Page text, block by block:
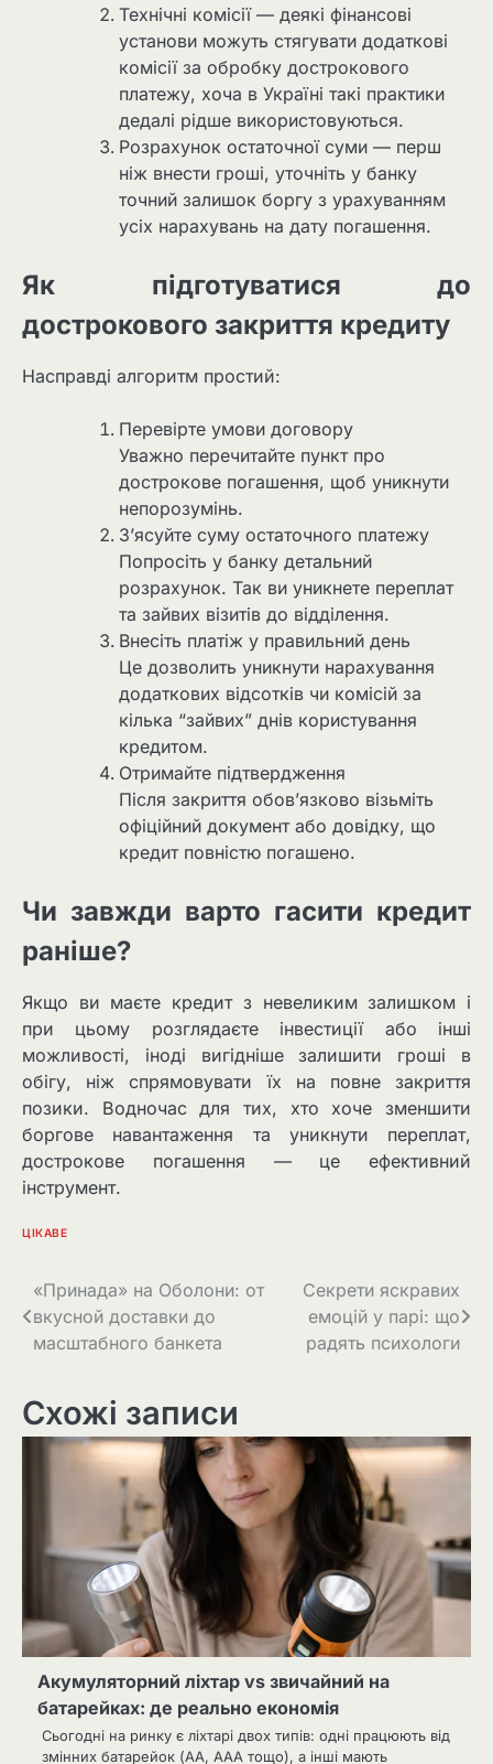
Технічні комісії — деякі фінансові
установи можуть стягувати додаткові
комісії за обробку дострокового
платежу, хоча в Україні такі практики
дедалі рідше використовуються.
Розрахунок остаточної суми — перш
ніж внести гроші, уточніть у банку
точний залишок боргу з урахуванням
усіх нарахувань на дату погашення.
Як підготуватися до
дострокового закриття кредиту
Насправді алгоритм простий:
Перевірте умови договору
Уважно перечитайте пункт про
дострокове погашення, щоб уникнути
непорозумінь.
З’ясуйте суму остаточного платежу
Попросіть у банку детальний
розрахунок. Так ви уникнете переплат
та зайвих візитів до відділення.
Внесіть платіж у правильний день
Це дозволить уникнути нарахування
додаткових відсотків чи комісій за
кілька “зайвих” днів користування
кредитом.
Отримайте підтвердження
Після закриття обов’язково візьміть
офіційний документ або довідку, що
кредит повністю погашено.
Чи завжди варто гасити кредит
раніше?
Якщо ви маєте кредит з невеликим залишком і
при цьому розглядаєте інвестиції або інші
можливості, іноді вигідніше залишити гроші в
обігу, ніж спрямовувати їх на повне закриття
позики. Водночас для тих, хто хоче зменшити
боргове навантаження та уникнути переплат,
дострокове погашення — це ефективний
інструмент.
ЦІКАВЕ
Навігація
записів
«Принада» на Оболони: от
вкусной доставки до
масштабного банкета
Секрети яскравих
емоцій у парі: що
радять психологи
Схожі записи
Акумуляторний ліхтар vs звичайний на
батарейках: де реально економія
Сьогодні на ринку є ліхтарі двох типів: одні працюють від
змінних батарейок (AA, AAA тощо), а інші мають